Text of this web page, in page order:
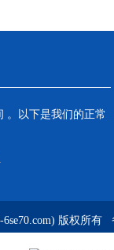
。以下是我们的正常
版权所有